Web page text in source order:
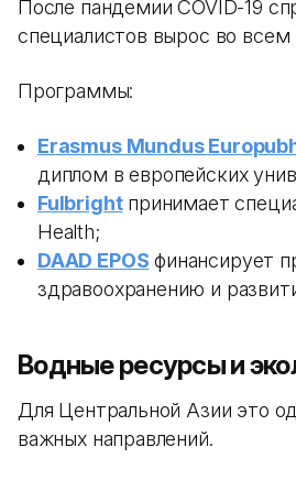
После пандемии COVID-19
специалистов вырос во всем
Программы:
Erasmus Mundus
диплом в европейских
Fulbrightпринимает
Health;
DAAD EPOS финансирует
здравоохранению и
Водные ресурсы и
Для Центральной Азии это
важных направлений.